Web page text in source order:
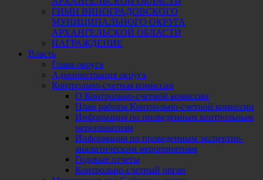
ГИМН ВИНОГРАДОВСКОГО
МУНИЦИПАЛЬНОГО ОКРУГА
АРХАНГЕЛЬСКОЙ ОБЛАСТИ
НАГРАЖДЕНИЕ
Власть
Глава округа
Администрация округа
Контрольно-счетная комиссия
О Контрольно-счетной комиссии
План работы Контрольно-счетной комиссии
Информация по проведенным контрольным
мероприятиям
Информация по проведенным экспертно-
аналитическим мероприятиям
Годовые отчеты
Контрольно-счетный орган